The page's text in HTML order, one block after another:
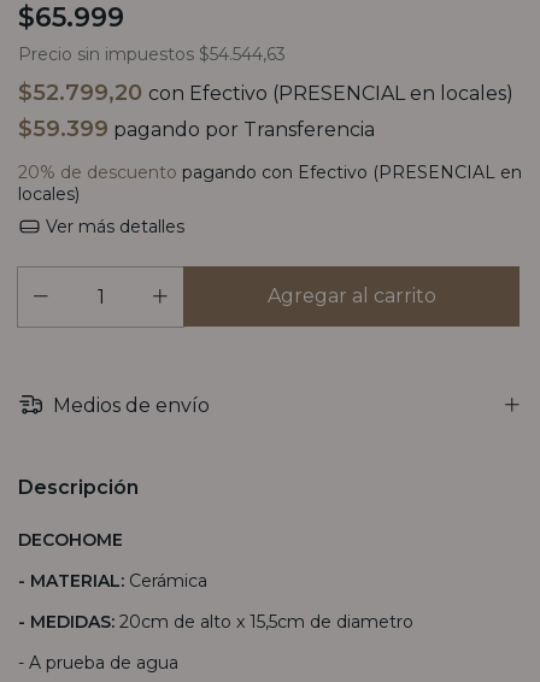
$65.999
Precio sin impuestos $54.544,63
$52.799,20 con Efectivo (PRESENCIAL en locales)
$59.399 pagando por Transferencia
20% de descuento pagando con Efectivo (PRESENCIAL en
locales)
Ver más detalles
Medios de envío
Descripción
DECOHOME
- MATERIAL: Cerámica
- MEDIDAS: 20cm de alto x 15,5cm de diametro
- A prueba de agua